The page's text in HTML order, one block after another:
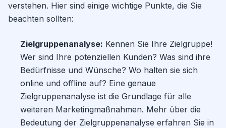
verstehen. Hier sind einige wichtige Punkte, die Sie
beachten sollten:
Zielgruppenanalyse: Kennen Sie Ihre Zielgruppe!
Wer sind Ihre potenziellen Kunden? Was sind ihre
Bedürfnisse und Wünsche? Wo halten sie sich
online und offline auf? Eine genaue
Zielgruppenanalyse ist die Grundlage für alle
weiteren Marketingmaßnahmen. Mehr über die
Bedeutung der Zielgruppenanalyse erfahren Sie in